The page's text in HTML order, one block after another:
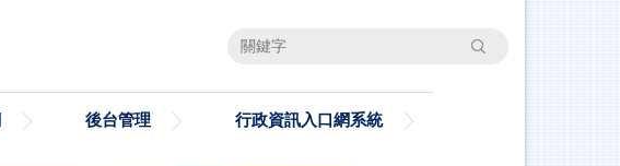
搜尋
後台管理 行政資訊入口網系統